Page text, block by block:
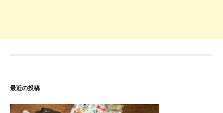
最近の投稿